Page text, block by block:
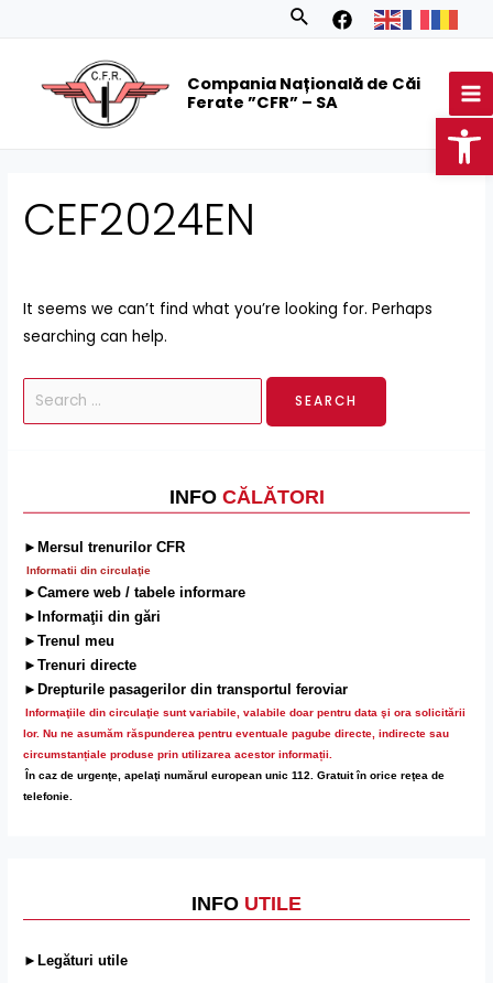
Search
Compania Națională de Căi
Ferate ”CFR” – SA
INFO CĂLĂTORI
►Mersul trenurilor CFR
Informatii din circulaţie
►Camere web / tabele informare
►Informaţii din gări
►Trenul meu
►Trenuri directe
►Drepturile pasagerilor din transportul feroviar
Informaţiile din circulaţie sunt variabile, valabile doar pentru data şi ora solicitării
lor.Nu ne asumăm răspunderea pentru eventuale pagube directe, indirecte sau
circumstanțiale produse prin utilizarea acestor informații.
În caz de urgenţe, apelaţi numărul european unic 112. Gratuit în orice reţea de
telefonie.
INFO UTILE
►Legături utile
CEF2024EN
It seems we can’t find what you’re looking for. Perhaps
searching can help.